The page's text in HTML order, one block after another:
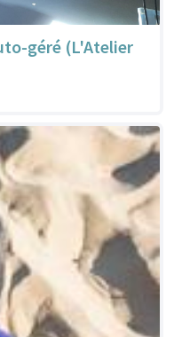
géré (L'Atelier